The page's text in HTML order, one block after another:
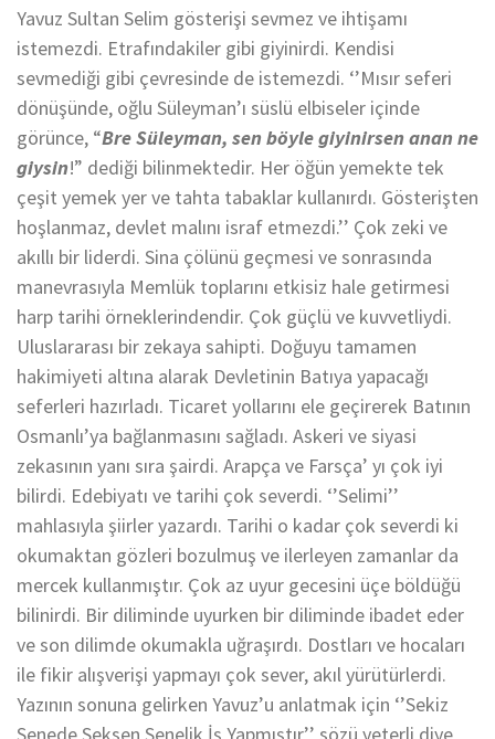
Yavuz Sultan Selim gösterişi sevmez ve ihtişamı
istemezdi. Etrafındakiler gibi giyinirdi. Kendisi
sevmediği gibi çevresinde de istemezdi. ‘’Mısır seferi
dönüşünde, oğlu Süleyman’ı süslü elbiseler içinde
görünce, “Bre Süleyman, sen böyle giyinirsen anan ne
giysin!” dediği bilinmektedir. Her öğün yemekte tek
çeşit yemek yer ve tahta tabaklar kullanırdı. Gösterişten
hoşlanmaz, devlet malını israf etmezdi.’’ Çok zeki ve
akıllı bir liderdi. Sina çölünü geçmesi ve sonrasında
manevrasıyla Memlük toplarını etkisiz hale getirmesi
harp tarihi örneklerindendir. Çok güçlü ve kuvvetliydi.
Uluslararası bir zekaya sahipti. Doğuyu tamamen
hakimiyeti altına alarak Devletinin Batıya yapacağı
seferleri hazırladı. Ticaret yollarını ele geçirerek Batının
Osmanlı’ya bağlanmasını sağladı. Askeri ve siyasi
zekasının yanı sıra şairdi. Arapça ve Farsça’ yı çok iyi
bilirdi. Edebiyatı ve tarihi çok severdi. ‘’Selimi’’
mahlasıyla şiirler yazardı. Tarihi o kadar çok severdi ki
okumaktan gözleri bozulmuş ve ilerleyen zamanlar da
mercek kullanmıştır. Çok az uyur gecesini üçe böldüğü
bilinirdi. Bir diliminde uyurken bir diliminde ibadet eder
ve son dilimde okumakla uğraşırdı. Dostları ve hocaları
ile fikir alışverişi yapmayı çok sever, akıl yürütürlerdi.
Yazının sonuna gelirken Yavuz’u anlatmak için ‘’Sekiz